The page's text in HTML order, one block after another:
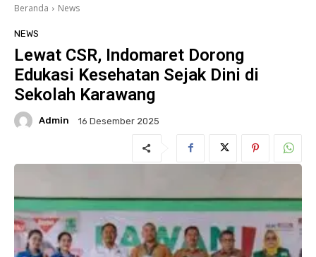
Beranda News
NEWS
Lewat CSR, Indomaret Dorong
Edukasi Kesehatan Sejak Dini di
Sekolah Karawang
Admin 16 Desember 2025